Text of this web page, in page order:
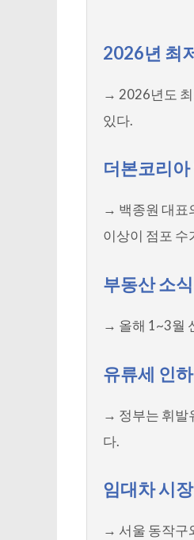
2026년 최
→ 2026년도 최
있다.
더본코리
→ 백종원 대표
이상이 점포 수
부동산 소식
→ 올해 1~3월
유류세 인
→ 정부는 휘발
다.
임대차 시
→ 서울 동작구